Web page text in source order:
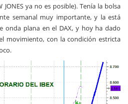
JONES ya no es posible). Tenía la bolsa
semanal muy importante, y la está
onda plana en el DAX, y hoy ha dado
movimiento, con la condición estricta